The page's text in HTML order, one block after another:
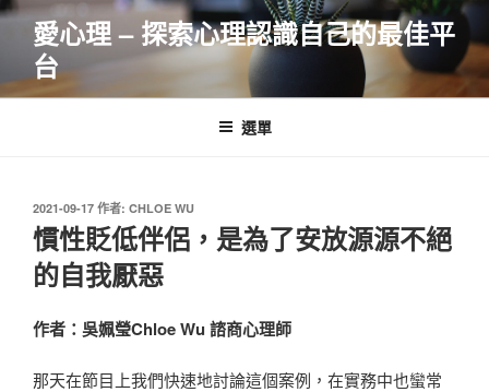
跳
要
愛心理 – 探索心理認識自己的最佳平
台
選單
發
佈
於
2021-09-17 作者: CHLOE WU
慣性貶低伴侶，是為了安放源源不絕
的自我厭惡
作者：吳姵瑩Chloe Wu 諮商心理師
那天在節目上我們快速地討論這個案例，在實務中也蠻常